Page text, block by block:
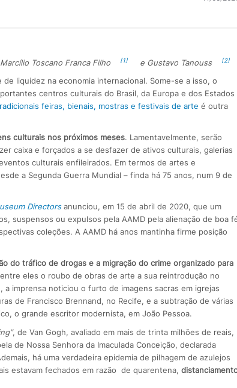
Toscano Franca Filho [1] e Gustavo Tanouss [2]
liquidez na economia internacional. Some-se a isso, o
centros culturais do Brasil, da Europa e dos Estados
feiras, bienais, mostras e festivais de arte é outra
culturais nos próximos meses. Lamentavelmente, serão
caixa e forçados a se desfazer de ativos culturais, galerias
culturais enfileirados. Em termos de artes e
a Segunda Guerra Mundial – finda há 75 anos, num 9 de
Directorsanunciou, em 15 de abril de 2020, que um
suspensos ou expulsos pela AAMD pela alienação de boa
coleções. A AAMD há anos mantinha firme posição
do tráfico de drogas e a migração do crime organizado para
eles o roubo de obras de arte a sua reintrodução no
a imprensa noticiou o furto de imagens sacras em igrejas
de Francisco Brennand, no Recife, e a subtração de várias
o grande escritor modernista, em João Pessoa.
, de Van Gogh, avaliado em mais de trinta milhões de reais,
de Nossa Senhora da Imaculada Conceição, declarada
há uma verdadeira epidemia de pilhagem de azulejos
estavam fechados em razão de quarentena,